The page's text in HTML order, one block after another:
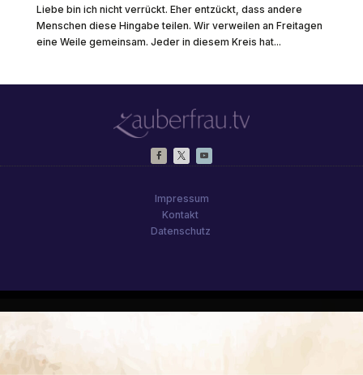
Liebe bin ich nicht verrückt. Eher entzückt, dass andere
Menschen diese Hingabe teilen. Wir verweilen an Freitagen
eine Weile gemeinsam. Jeder in diesem Kreis hat...
Impressum
Kontakt
Datenschutz